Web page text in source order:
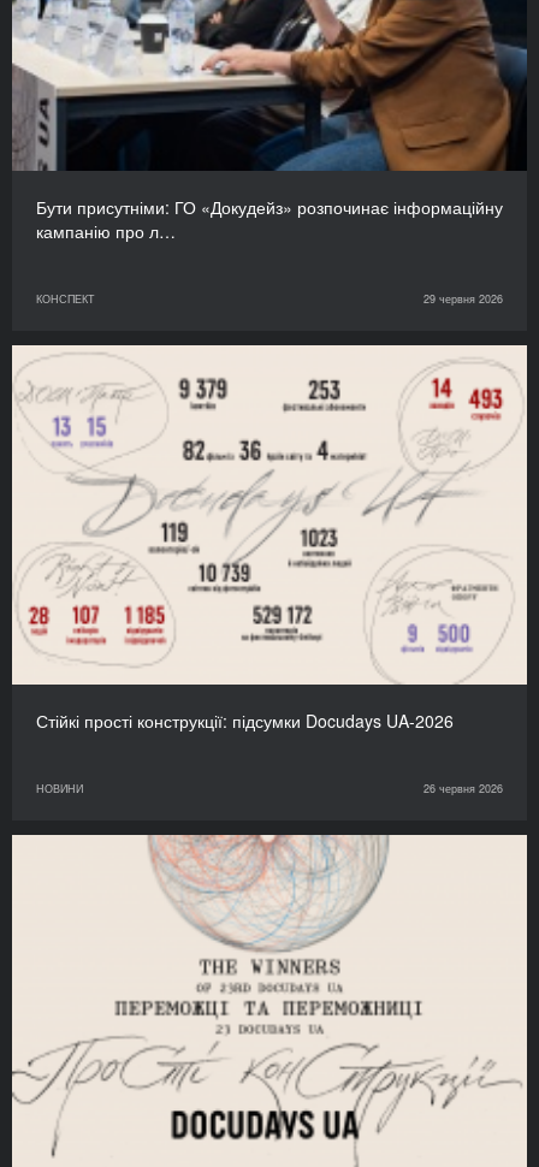
Бути присутніми: ГО «Докудейз» розпочинає інформаційну
кампанію про л…
КОНСПЕКТ 29 червня 2026
Стійкі прості конструкції: підсумки Docudays UA-2026
НОВИНИ 26 червня 2026